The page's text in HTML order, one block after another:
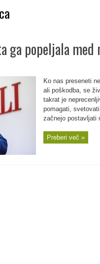
ga popeljala med
Ko nas preseneti
ali poškodba, se
takrat je
pomagati,
začnejo postavljati
Preberi več »